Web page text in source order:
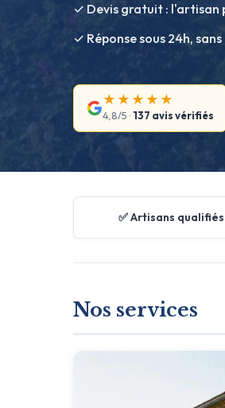
✓ Devis gratuit : l'artisan
✓ Réponse sous 24h,
★★★★★
4,8/5 · 137 avis vérifiés
✅ Artisans qualifiés
Nos services